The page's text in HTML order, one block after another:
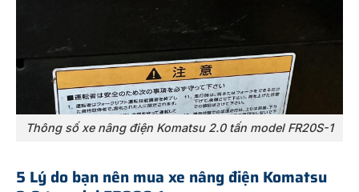
Thông số xe nâng điện Komatsu 2.0 tấn model FR20S-1
5 Lý do bạn nên mua xe nâng điện Komatsu